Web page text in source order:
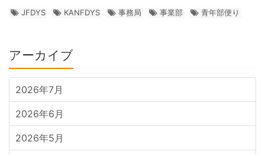
JFDYS KANFDYS 事務局 事業部 青年部便り
アーカイブ
2026年7月
2026年6月
2026年5月